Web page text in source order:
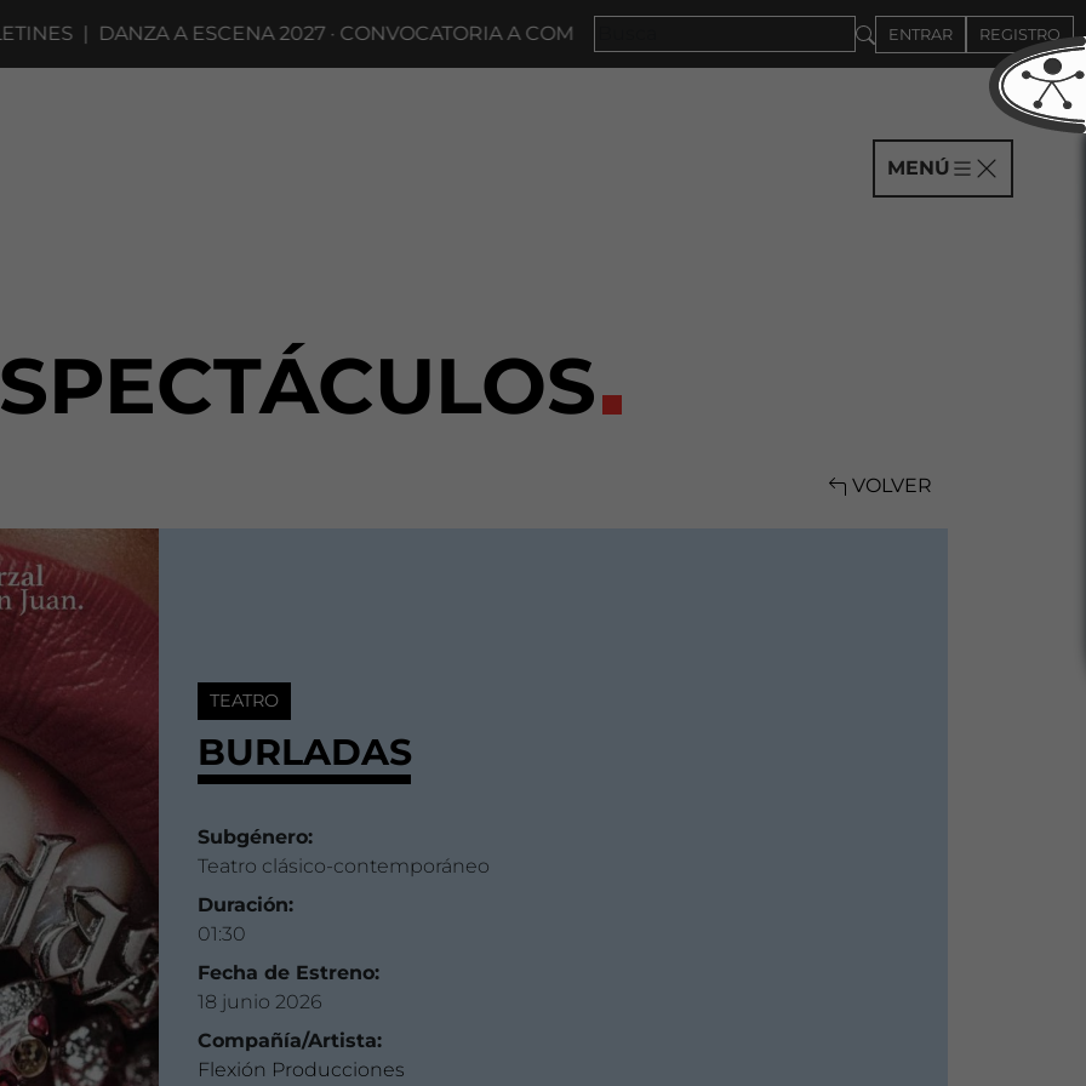
|DANZA A ESCENA 2027 · CONVOCATORIA A COMPAÑÍAS HASTA EL 4DE SEPTIEMBRE ENTRAR REGISTRO
MENÚ
VOLVER
TEATRO
BURLADAS
Subgénero:
Teatro clásico-contemporáneo
Duración:
01:30
Fecha de Estreno:
18 junio 2026
Compañía/Artista:
Flexión Producciones